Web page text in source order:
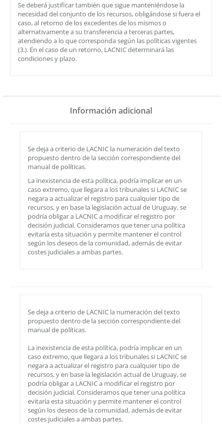
Se deberá justificar también que sigue manteniéndose la
necesidad del conjunto de los recursos, obligándose si fuera el
caso, al retorno de los excedentes de los mismos o
alternativamente a su transferencia a terceras partes,
atendiendo a lo que corresponda según las políticas vigentes
(3.). En el caso de un retorno, LACNIC determinará las
condiciones y plazo.
Información adicional
Se deja a criterio de LACNIC la numeración del texto
propuesto dentro de la sección correspondiente del
manual de políticas.
La inexistencia de esta política, podría implicar en un
caso extremo, que llegara a los tribunales si LACNIC se
negara a actualizar el registro para cualquier tipo de
recursos, y en base la legislación actual de Uruguay, se
podría obligar a LACNIC a modificar el registro por
decisión judicial. Consideramos que tener una política
evitaría esta situación y permite mantener el control
según los deseos de la comunidad, además de evitar
costes judiciales a ambas partes.
Se deja a criterio de LACNIC la numeración del texto
propuesto dentro de la sección correspondiente del
manual de políticas.
La inexistencia de esta política, podría implicar en un
caso extremo, que llegara a los tribunales si LACNIC se
negara a actualizar el registro para cualquier tipo de
recursos, y en base la legislación actual de Uruguay, se
podría obligar a LACNIC a modificar el registro por
decisión judicial. Consideramos que tener una política
evitaría esta situación y permite mantener el control
según los deseos de la comunidad, además de evitar
costes judiciales a ambas partes.